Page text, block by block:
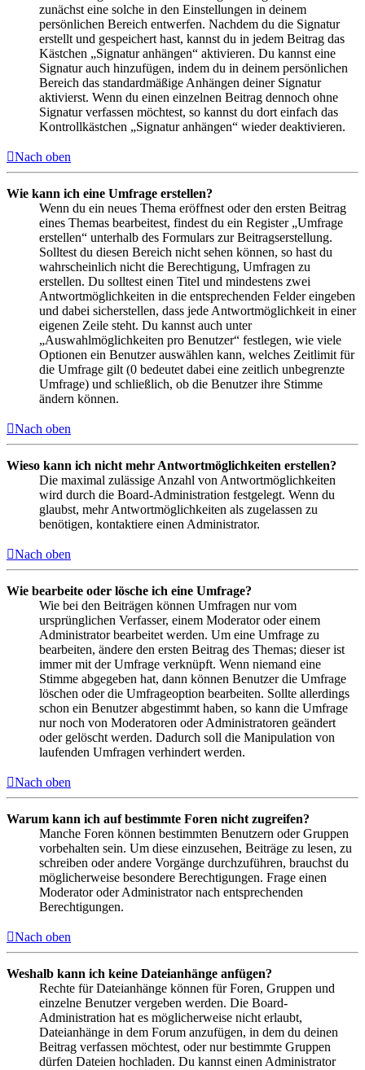
zunächst eine solche in den Einstellungen in deinem
persönlichen Bereich entwerfen. Nachdem du die Signatur
erstellt und gespeichert hast, kannst du in jedem Beitrag das
Kästchen „Signatur anhängen“ aktivieren. Du kannst eine
Signatur auch hinzufügen, indem du in deinem persönlichen
Bereich das standardmäßige Anhängen deiner Signatur
aktivierst. Wenn du einen einzelnen Beitrag dennoch ohne
Signatur verfassen möchtest, so kannst du dort einfach das
Kontrollkästchen „Signatur anhängen“ wieder deaktivieren.
Nach oben
Wie kann ich eine Umfrage erstellen?
Wenn du ein neues Thema eröffnest oder den ersten Beitrag
eines Themas bearbeitest, findest du ein Register „Umfrage
erstellen“ unterhalb des Formulars zur Beitragserstellung.
Solltest du diesen Bereich nicht sehen können, so hast du
wahrscheinlich nicht die Berechtigung, Umfragen zu
erstellen. Du solltest einen Titel und mindestens zwei
Antwortmöglichkeiten in die entsprechenden Felder eingeben
und dabei sicherstellen, dass jede Antwortmöglichkeit in einer
eigenen Zeile steht. Du kannst auch unter
„Auswahlmöglichkeiten pro Benutzer“ festlegen, wie viele
Optionen ein Benutzer auswählen kann, welches Zeitlimit für
die Umfrage gilt (0 bedeutet dabei eine zeitlich unbegrenzte
Umfrage) und schließlich, ob die Benutzer ihre Stimme
ändern können.
Nach oben
Wieso kann ich nicht mehr Antwortmöglichkeiten erstellen?
Die maximal zulässige Anzahl von Antwortmöglichkeiten
wird durch die Board-Administration festgelegt. Wenn du
glaubst, mehr Antwortmöglichkeiten als zugelassen zu
benötigen, kontaktiere einen Administrator.
Nach oben
Wie bearbeite oder lösche ich eine Umfrage?
Wie bei den Beiträgen können Umfragen nur vom
ursprünglichen Verfasser, einem Moderator oder einem
Administrator bearbeitet werden. Um eine Umfrage zu
bearbeiten, ändere den ersten Beitrag des Themas; dieser ist
immer mit der Umfrage verknüpft. Wenn niemand eine
Stimme abgegeben hat, dann können Benutzer die Umfrage
löschen oder die Umfrageoption bearbeiten. Sollte allerdings
schon ein Benutzer abgestimmt haben, so kann die Umfrage
nur noch von Moderatoren oder Administratoren geändert
oder gelöscht werden. Dadurch soll die Manipulation von
laufenden Umfragen verhindert werden.
Nach oben
Warum kann ich auf bestimmte Foren nicht zugreifen?
Manche Foren können bestimmten Benutzern oder Gruppen
vorbehalten sein. Um diese einzusehen, Beiträge zu lesen, zu
schreiben oder andere Vorgänge durchzuführen, brauchst du
möglicherweise besondere Berechtigungen. Frage einen
Moderator oder Administrator nach entsprechenden
Berechtigungen.
Nach oben
Weshalb kann ich keine Dateianhänge anfügen?
Rechte für Dateianhänge können für Foren, Gruppen und
einzelne Benutzer vergeben werden. Die Board-
Administration hat es möglicherweise nicht erlaubt,
Dateianhänge in dem Forum anzufügen, in dem du deinen
Beitrag verfassen möchtest, oder nur bestimmte Gruppen
dürfen Dateien hochladen. Du kannst einen Administrator